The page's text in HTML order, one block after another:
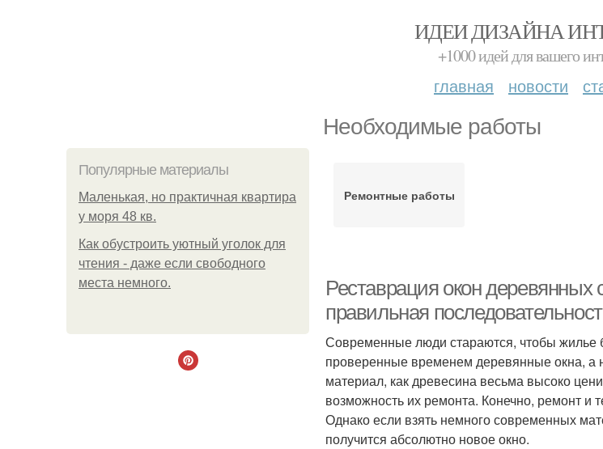
ИДЕИ ДИЗАЙНА
+1000 идей для вашего
главная новости
Необходимые работы
Популярные материалы
Маленькая, но практичная квартира
у моря 48 кв.
Как обустроить уютный уголок для
чтения - даже если свободного
места немного.
Ремонтные работы
Реставрация окон
правильная
Современные люди стараются, чтобы жилье
проверенные временем деревянные окна, а
материал, как древесина весьма высоко
возможность их ремонта. Конечно, ремонт и
Однако если взять немного современных
получится абсолютно новое окно.